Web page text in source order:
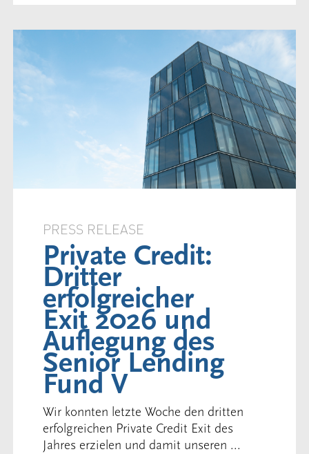
PRESS RELEASE
Private Credit:
Dritter
erfolgreicher
Exit 2026 und
Auflegung des
Senior Lending
Fund V
Wir konnten letzte Woche den dritten
erfolgreichen Private Credit Exit des
Jahres erzielen und damit unseren ...